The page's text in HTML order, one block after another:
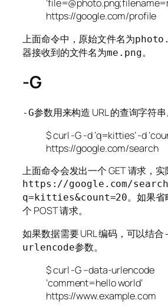
https://google.com/profile
上面命令中，原始文件名为
器接收到的文件名为me.png。
-G
-G参数用来构造 URL 的查询字符串
$ curl -G -d ‘q=kitties’ -d
https://google.com/search
上面命令会发出一个 GET 请求，实
https://google.com/
q=kitties&count=20。如果省
个 POST 请求。
如果数据需要 URL 编码，可以结合
urlencode参数。
$ curl -G –data-urlencode
‘comment=hello world’
https://www.example.com